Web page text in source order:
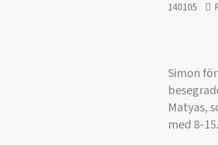
140105
Simon
Matyas,
med 8-15.